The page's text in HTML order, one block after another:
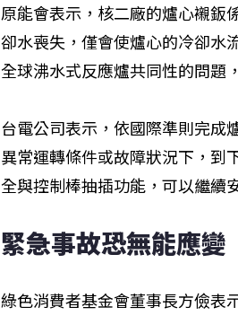
原能會表示，核二廠的爐心襯鈑
卻水喪失，僅會使爐心的冷卻水
全球沸水式反應爐共同性的問題
台電公司表示，依國際準則完成
異常運轉條件或故障狀況下，到
全與控制棒抽插功能，可以繼續
緊急事故恐無能應變
綠色消費者基金會董事長方儉表